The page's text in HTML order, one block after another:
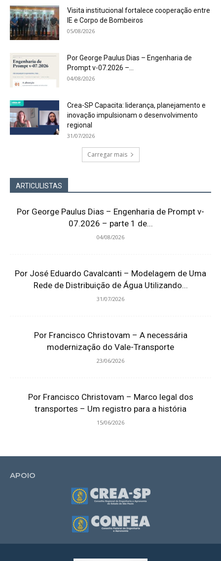
Visita institucional fortalece cooperação entre
IE e Corpo de Bombeiros
05/08/2026
Por George Paulus Dias – Engenharia de
Prompt v-07.2026 –...
04/08/2026
Crea-SP Capacita: liderança, planejamento e
inovação impulsionam o desenvolvimento
regional
31/07/2026
Carregar mais
ARTICULISTAS
Por George Paulus Dias – Engenharia de Prompt v-
07.2026 – parte 1 de...
04/08/2026
Por José Eduardo Cavalcanti – Modelagem de Uma
Rede de Distribuição de Água Utilizando...
31/07/2026
Por Francisco Christovam – A necessária
modernização do Vale-Transporte
23/06/2026
Por Francisco Christovam – Marco legal dos
transportes – Um registro para a história
15/06/2026
APOIO